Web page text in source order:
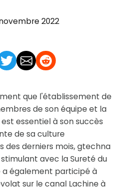
2022
que l'établissement de
de son équipe et la
essentiel à son succès
de sa culture
des derniers mois, gtechna
avec la Sureté du
a également participé à
sur le canal Lachine à